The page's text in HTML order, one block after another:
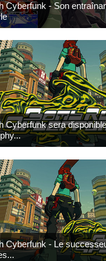
Cyberfunk - Son
Cyberfunk sera
Cyberfunk - Le